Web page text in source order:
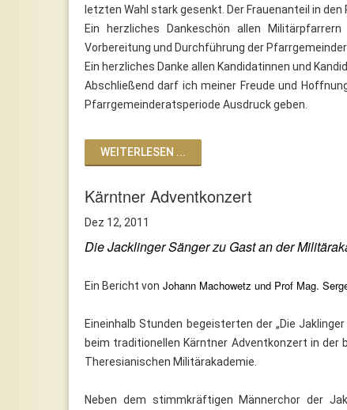
letzten Wahl stark gesenkt. Der Frauenanteil in
Ein herzliches Dankeschön allen
Vorbereitung und Durchführung der
Ein herzliches Danke allen Kandidatinnen und
Abschließend darf ich meiner Freude und
Pfarrgemeinderatsperiode Ausdruck geben.
WEITERLESEN ...
Kärntner Adventkonzert
Dez 12, 2011
Die Jacklinger Sänger zu Gast an der
Ein Bericht von Johann Machowetz und Prof Mag.
Eineinhalb Stunden begeisterten der „Die
beim traditionellen Kärntner Adventkonzert in
Theresianischen Militärakademie.
Neben dem stimmkräftigen Männerchor der